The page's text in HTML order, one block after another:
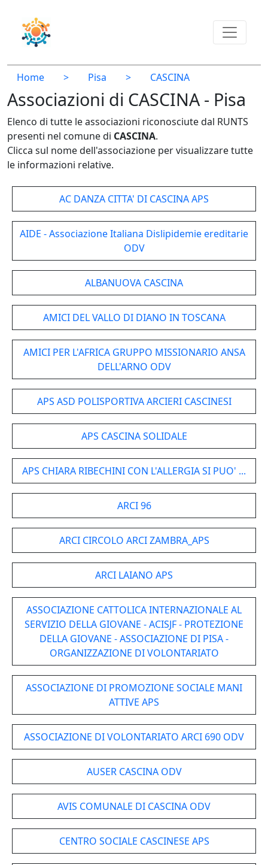
Home > Pisa > CASCINA
Associazioni di CASCINA - Pisa
Elenco di tutte le associazioni riconosciute dal RUNTS
presenti nel comune di CASCINA.
Clicca sul nome dell'associazione per visualizzare tutte
le informazioni relative.
AC DANZA CITTA' DI CASCINA APS
AIDE - Associazione Italiana Dislipidemie ereditarie
ODV
ALBANUOVA CASCINA
AMICI DEL VALLO DI DIANO IN TOSCANA
AMICI PER L'AFRICA GRUPPO MISSIONARIO ANSA
DELL'ARNO ODV
APS ASD POLISPORTIVA ARCIERI CASCINESI
APS CASCINA SOLIDALE
APS CHIARA RIBECHINI CON L'ALLERGIA SI PUO' ...
ARCI 96
ARCI CIRCOLO ARCI ZAMBRA_APS
ARCI LAIANO APS
ASSOCIAZIONE CATTOLICA INTERNAZIONALE AL
SERVIZIO DELLA GIOVANE - ACISJF - PROTEZIONE
DELLA GIOVANE - ASSOCIAZIONE DI PISA -
ORGANIZZAZIONE DI VOLONTARIATO
ASSOCIAZIONE DI PROMOZIONE SOCIALE MANI
ATTIVE APS
ASSOCIAZIONE DI VOLONTARIATO ARCI 690 ODV
AUSER CASCINA ODV
AVIS COMUNALE DI CASCINA ODV
CENTRO SOCIALE CASCINESE APS